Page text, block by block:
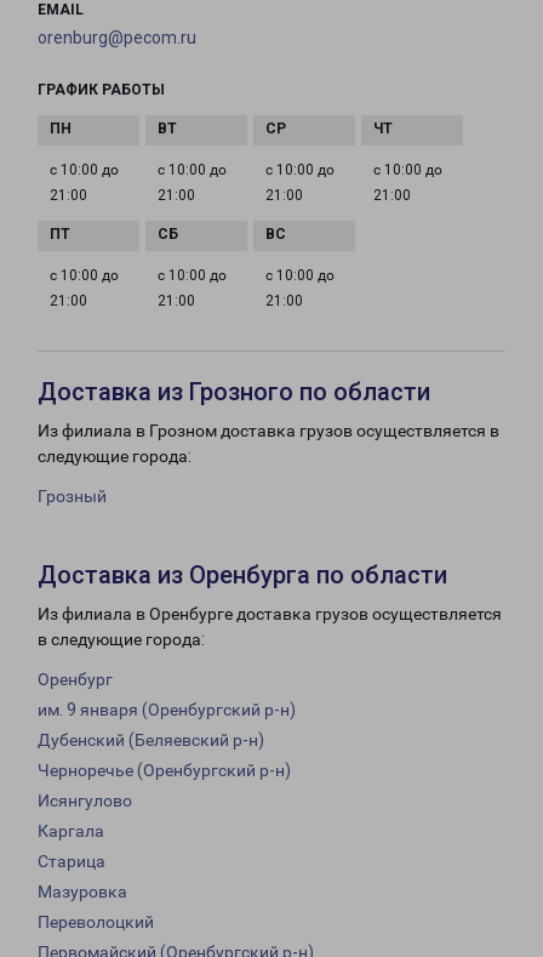
EMAIL
orenburg@pecom.ru
ГРАФИК РАБОТЫ
с 10:00 до
21:00
с 10:00 до
21:00
с 10:00 до
21:00
с 10:00 до
21:00
с 10:00 до
21:00
с 10:00 до
21:00
с 10:00 до
21:00
Доставка из Грозного по области
Из филиала в Грозном доставка грузов осуществляется в
следующие города:
Грозный
Доставка из Оренбурга по области
Из филиала в Оренбурге доставка грузов осуществляется
в следующие города:
Оренбург
им. 9 января (Оренбургский р-н)
Дубенский (Беляевский р-н)
Черноречье (Оренбургский р-н)
Исянгулово
Каргала
Старица
Мазуровка
Переволоцкий
Первомайский (Оренбургский р-н)